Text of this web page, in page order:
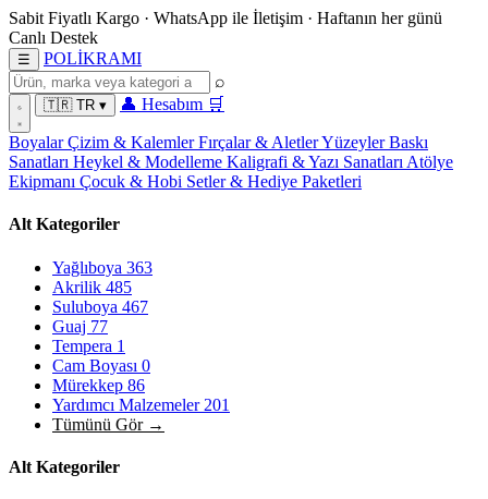
Sabit Fiyatlı Kargo · WhatsApp ile İletişim · Haftanın her günü
Canlı Destek
☰ POLİKRAMI
⌕
🇹🇷 TR ▾ 👤 Hesabım 🛒
BoyalarÇizim & KalemlerFırçalar & AletlerYüzeylerBaskı
Sanatları Heykel & Modelleme Kaligrafi & Yazı Sanatları Atölye
Ekipmanı Çocuk & Hobi Setler & Hediye Paketleri
Alt Kategoriler
Yağlıboya 363
Akrilik 485
Suluboya 467
Guaj 77
Tempera 1
Cam Boyası 0
Mürekkep 86
Yardımcı Malzemeler 201
Tümünü Gör →
Alt Kategoriler